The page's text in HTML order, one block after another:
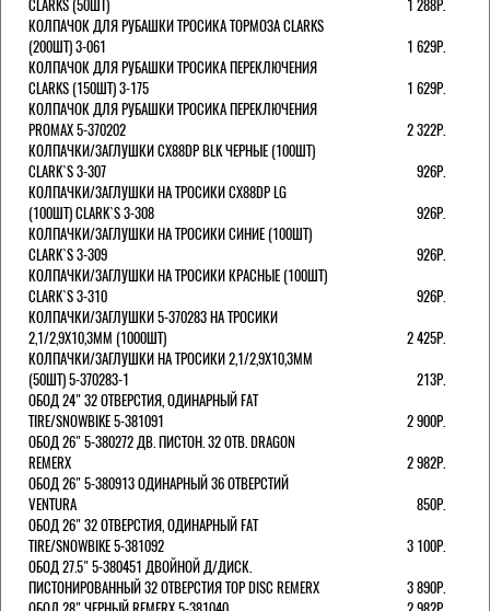
CLARKS (50ШТ)
1 288Р.
КОЛПАЧОК ДЛЯ РУБАШКИ ТРОСИКА ТОРМОЗА CLARKS
(200ШТ) 3-061
1 629Р.
КОЛПАЧОК ДЛЯ РУБАШКИ ТРОСИКА ПЕРЕКЛЮЧЕНИЯ
CLARKS (150ШТ) 3-175
1 629Р.
КОЛПАЧОК ДЛЯ РУБАШКИ ТРОСИКА ПЕРЕКЛЮЧЕНИЯ
PROMAX 5-370202
2 322Р.
КОЛПАЧКИ/3АГЛУШКИ CX88DP BLK ЧЕРНЫЕ (100ШТ)
CLARK`S 3-307
926Р.
КОЛПАЧКИ/3АГЛУШКИ НА ТРОСИКИ CX88DP LG
(100ШТ) CLARK`S 3-308
926Р.
КОЛПАЧКИ/3АГЛУШКИ НА ТРОСИКИ СИНИЕ (100ШТ)
CLARK`S 3-309
926Р.
КОЛПАЧКИ/3АГЛУШКИ НА ТРОСИКИ КРАСНЫЕ (100ШТ)
CLARK`S 3-310
926Р.
КОЛПАЧКИ/3АГЛУШКИ 5-370283 НА ТРОСИКИ
2,1/2,9Х10,3ММ (1000ШТ)
2 425Р.
КОЛПАЧКИ/3АГЛУШКИ НА ТРОСИКИ 2,1/2,9Х10,3ММ
(50ШТ) 5-370283-1
213Р.
ОБОД 24" 32 ОТВЕРСТИЯ, ОДИНАРНЫЙ FAT
TIRE/SNOWBIKE 5-381091
2 900Р.
ОБОД 26" 5-380272 ДВ. ПИСТОН. 32 ОТВ. DRAGON
REMERX
2 982Р.
ОБОД 26" 5-380913 ОДИНАРНЫЙ 36 ОТВЕРСТИЙ
VENTURA
850Р.
ОБОД 26" 32 ОТВЕРСТИЯ, ОДИНАРНЫЙ FAT
TIRE/SNOWBIKE 5-381092
3 100Р.
ОБОД 27.5" 5-380451 ДВОЙНОЙ Д/ДИСК.
ПИСТОНИРОВАННЫЙ 32 ОТВЕРСТИЯ TOP DISC REMERX
3 890Р.